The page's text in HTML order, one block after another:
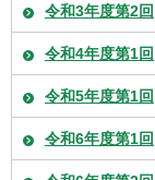
令和3年度第2回
令和4年度第1回
令和5年度第1回
令和6年度第1回